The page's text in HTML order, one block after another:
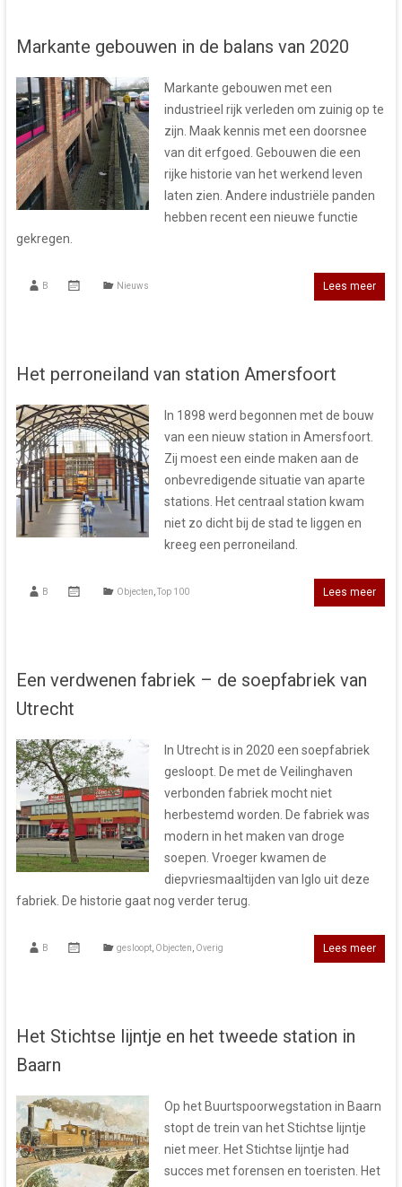
Markante gebouwen in de balans van 2020
Markante gebouwen met een
industrieel rijk verleden om zuinig op te
zijn. Maak kennis met een doorsnee
van dit erfgoed. Gebouwen die een
rijke historie van het werkend leven
laten zien. Andere industriële panden
hebben recent een nieuwe functie
gekregen.
B Nieuws Lees meer
Het perroneiland van station Amersfoort
In 1898 werd begonnen met de bouw
van een nieuw station in Amersfoort.
Zij moest een einde maken aan de
onbevredigende situatie van aparte
stations. Het centraal station kwam
niet zo dicht bij de stad te liggen en
kreeg een perroneiland.
B Objecten Top 100 Lees meer
Een verdwenen fabriek – de soepfabriek van
Utrecht
In Utrecht is in 2020 een soepfabriek
gesloopt. De met de Veilinghaven
verbonden fabriek mocht niet
herbestemd worden. De fabriek was
modern in het maken van droge
soepen. Vroeger kwamen de
diepvriesmaaltijden van Iglo uit deze
fabriek. De historie gaat nog verder terug.
B gesloopt, Objecten Overig Lees meer
Het Stichtse lijntje en het tweede station in
Baarn
Op het Buurtspoorwegstation in Baarn
stopt de trein van het Stichtse lijntje
niet meer. Het Stichtse lijntje had
succes met forensen en toeristen. Het